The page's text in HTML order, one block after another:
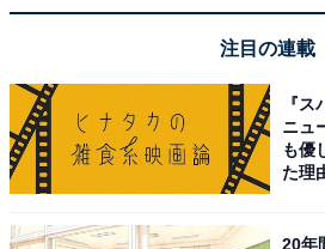
がする（30代女性）」などのコメ
※回答者コメントは原文ママです
＞5位までの全ランキング結果を見
注目の連載
『
ニュ
も優
た理
20年